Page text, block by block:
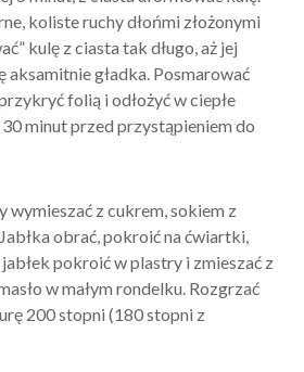
koliste ruchy dłońmi złożonymi
kulę z ciasta tak długo, aż jej
aksamitnie gładka. Posmarować
folią i odłożyć w ciepłe
minut przed przystąpieniem do
wymieszać z cukrem, sokiem z
obrać, pokroić na ćwiartki,
pokroić w plastry i zmieszać z
w małym rondelku. Rozgrzać
200 stopni (180 stopni z